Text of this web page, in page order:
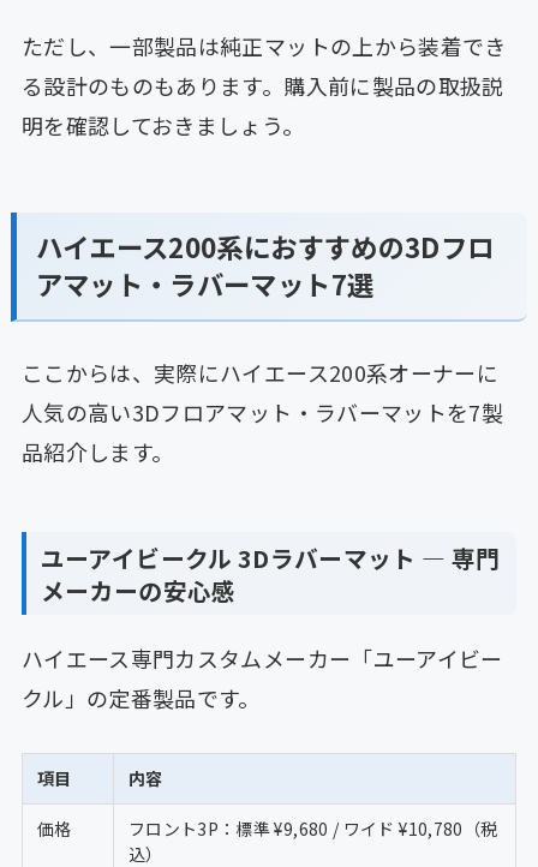
ただし、一部製品は純正マットの上から装着でき
る設計のものもあります。購入前に製品の取扱説
明を確認しておきましょう。
ハイエース200系におすすめの3Dフロ
アマット・ラバーマット7選
ここからは、実際にハイエース200系オーナーに
人気の高い3Dフロアマット・ラバーマットを7製
品紹介します。
ユーアイビークル 3Dラバーマット ― 専門
メーカーの安心感
ハイエース専門カスタムメーカー「ユーアイビー
クル」の定番製品です。
項目 内容
価格
フロント3P：標準 ¥9,680 / ワイド ¥10,780（税
込）